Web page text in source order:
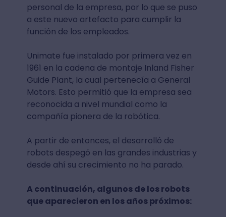
personal de la empresa, por lo que se puso
a este nuevo artefacto para cumplir la
función de los empleados.
Unimate fue instalado por primera vez en
1961 en la cadena de montaje Inland Fisher
Guide Plant, la cual pertenecía a General
Motors. Esto permitió que la empresa sea
reconocida a nivel mundial como la
compañía pionera de la robótica.
A partir de entonces, el desarrolló de
robots despegó en las grandes industrias y
desde ahí su crecimiento no ha parado.
A continuación, algunos de los robots
que aparecieron en los años próximos: